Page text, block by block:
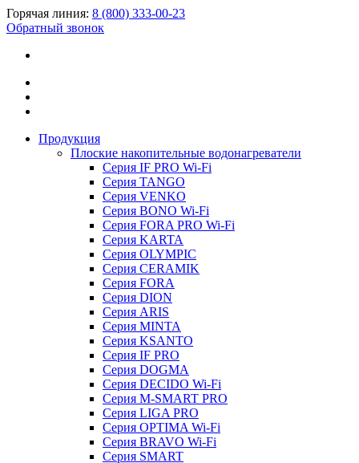
Горячая линия: 8 (800) 333-00-23
Обратный звонок
Продукция
Плоские накопительные водонагреватели
Серия IF PRO Wi-Fi
Серия TANGO
Серия VENKO
Серия BONO Wi-Fi
Серия FORA PRO Wi-Fi
Серия KARTA
Серия OLYMPIC
Серия CERAMIK
Серия FORA
Серия DION
Серия ARIS
Серия MINTA
Серия KSANTO
Серия IF PRO
Серия DOGMA
Серия DECIDO Wi-Fi
Серия M-SMART PRO
Серия LIGA PRO
Серия OPTIMA Wi-Fi
Серия BRAVO Wi-Fi
Серия SMART